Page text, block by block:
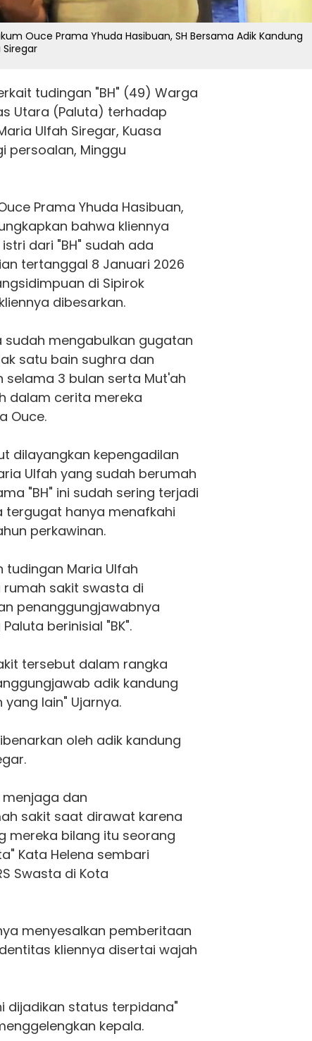
Ouce Prama Yhuda Hasibuan, SH Bersama Adik Kandung
Siregar
tudingan "BH" (49) Warga
Utara (Paluta) terhadap
Ulfah Siregar, Kuasa
persoalan, Minggu
Prama Yhuda Hasibuan,
bahwa kliennya
dari "BH" sudah ada
tertanggal 8 Januari 2026
di Sipirok
dibesarkan.
mengabulkan gugatan
satu bain sughra dan
3 bulan serta Mut'ah
dalam cerita mereka
Ouce.
dilayangkan kepengadilan
Ulfah yang sudah berumah
"BH" ini sudah sering terjadi
tergugat hanya menafkahi
perkawinan.
Maria Ulfah
sakit swasta di
penanggungjawabnya
berinisial "BK".
tersebut dalam rangka
adik kandung
yang lain" Ujarnya.
oleh adik kandung
dan
sakit saat dirawat karena
mereka bilang itu seorang
Kata Helena sembari
Swasta di Kota
menyesalkan pemberitaan
kliennya disertai wajah
dijadikan status terpidana"
kepala.